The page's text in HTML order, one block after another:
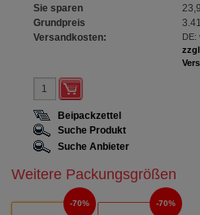
Sie sparen
Grundpreis
Versandkosten:
DE:
Beipackzettel
Suche Produkt
Suche Anbieter
Weitere Packungsgrößen
70% 70%